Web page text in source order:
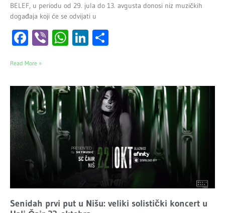
BELEF, u periodu od 29. jula do 13. avgusta donosi niz muzičkih
događaja koji će se odvijati u
Facebook
ViberWhatsApp
LinkedIn
Read More »
Senidah prvi put u Nišu: veliki solistički koncert u